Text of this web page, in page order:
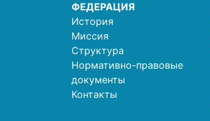
ФЕДЕРАЦИЯ
История
Миссия
Структура
Нормативно-правовые
документы
Контакты